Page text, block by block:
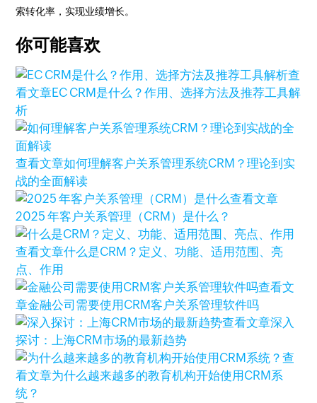
索转化率，实现业绩增长。
你可能喜欢
查
看文章EC CRM是什么？作用、选择方法及推荐工具解
析
查看文章如何理解客户关系管理系统CRM？理论到实
战的全面解读
查看文章
2025 年客户关系管理（CRM）是什么？
查看文章什么是CRM？定义、功能、适用范围、亮
点、作用
查看文
章金融公司需要使用CRM客户关系管理软件吗
查看文章深入
探讨：上海CRM市场的最新趋势
查
看文章为什么越来越多的教育机构开始使用CRM系
统？